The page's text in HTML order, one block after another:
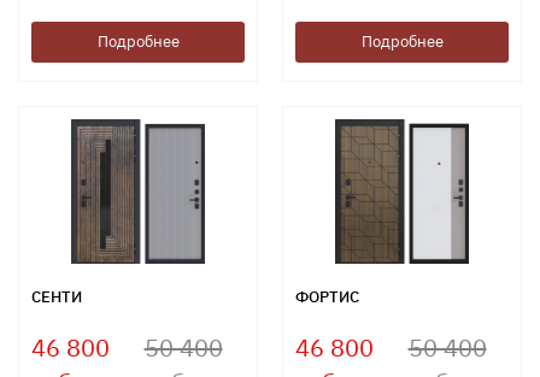
Подробнее Подробнее
СЕНТИ
46 800
50 400
ФОРТИС
46 800
50 400